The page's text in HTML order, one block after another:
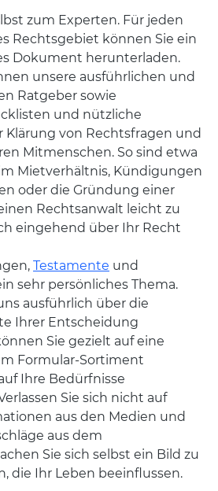
zum Experten. Für jeden
Rechtsgebiet können Sie ein
Dokument herunterladen.
unsere ausführlichen und
Ratgeber sowie
und nützliche
Klärung von Rechtsfragen und
Mitmenschen. So sind etwa
Mietverhältnis, Kündigungen
oder die Gründung einer
Rechtsanwalt leicht zu
eingehend über Ihr Recht
Testamente und
sehr persönliches Thema.
ausführlich über die
Ihrer Entscheidung
Sie gezielt auf eine
Formular-Sortiment
Ihre Bedürfnisse
Sie sich nicht auf
aus den Medien und
aus dem
Sie sich selbst ein Bild zu
die Ihr Leben beeinflussen.